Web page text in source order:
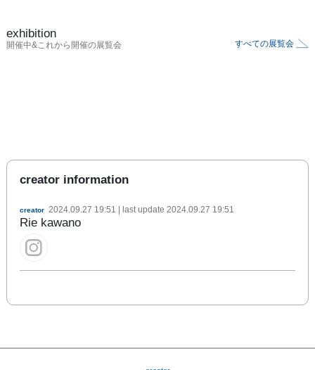
exhibition
開催中&これから開催の展覧会 すべての展覧会
creator information
creator 2024.09.27 19:51 | last update 2024.09.27 19:51
Rie kawano